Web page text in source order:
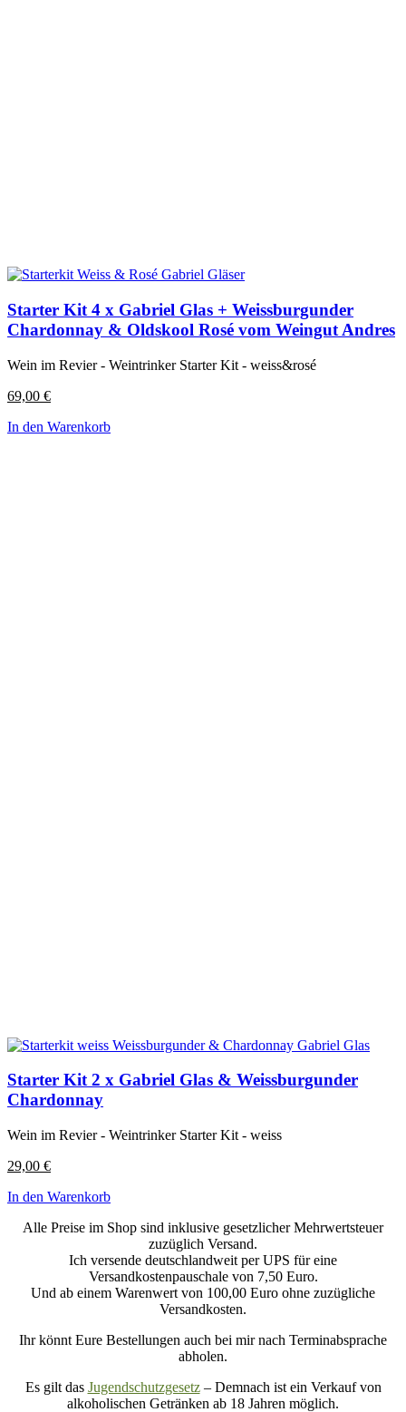
Starter Kit 4 x Gabriel Glas + Weissburgunder
Chardonnay & Oldskool Rosé vom Weingut Andres
Wein im Revier - Weintrinker Starter Kit - weiss&rosé
69,00 €
In den Warenkorb
Starter Kit 2 x Gabriel Glas & Weissburgunder
Chardonnay
Wein im Revier - Weintrinker Starter Kit - weiss
29,00 €
In den Warenkorb
Alle Preise im Shop sind inklusive gesetzlicher Mehrwertsteuer
zuzüglich Versand.
Ich versende deutschlandweit per UPS für eine
Versandkostenpauschale von 7,50 Euro.
Und ab einem Warenwert von 100,00 Euro ohne zuzügliche
Versandkosten.
Ihr könnt Eure Bestellungen auch bei mir nach Terminabsprache
abholen.
Es gilt das Jugendschutzgesetz– Demnach ist ein Verkauf von
alkoholischen Getränken ab 18 Jahren möglich.